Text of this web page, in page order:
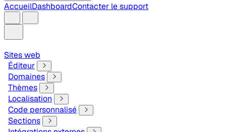
AccueilDashboardContacter le support
Sites web
Éditeur
Domaines
Thèmes
Localisation
Code personnalisé
Sections